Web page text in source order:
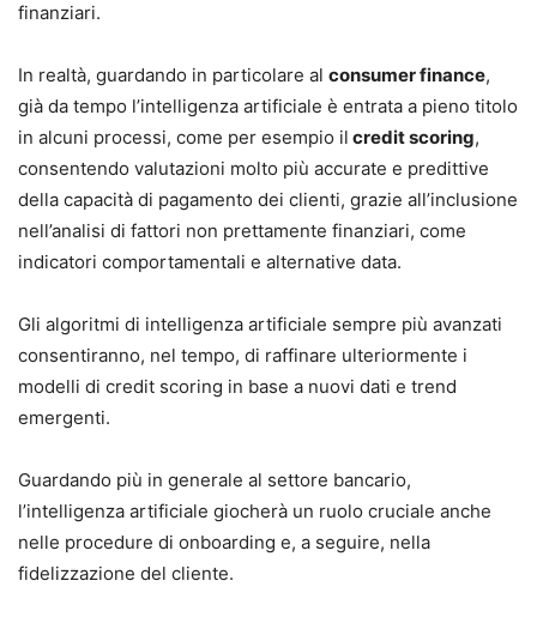
finanziari.
In realtà, guardando in particolare al consumer finance,
già da tempo l’intelligenza artificiale è entrata a pieno titolo
in alcuni processi, come per esempio il credit scoring,
consentendo valutazioni molto più accurate e predittive
della capacità di pagamento dei clienti, grazie all’inclusione
nell’analisi di fattori non prettamente finanziari, come
indicatori comportamentali e alternative data.
Gli algoritmi di intelligenza artificiale sempre più avanzati
consentiranno, nel tempo, di raffinare ulteriormente i
modelli di credit scoring in base a nuovi dati e trend
emergenti.
Guardando più in generale al settore bancario,
l’intelligenza artificiale giocherà un ruolo cruciale anche
nelle procedure di onboarding e, a seguire, nella
fidelizzazione del cliente.